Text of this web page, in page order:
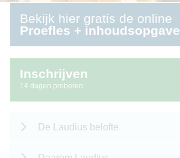
Bekijk hier gratis de online
Proefles + inhoudsopgave
Inschrijven
14 dagen proberen
De Laudius belofte